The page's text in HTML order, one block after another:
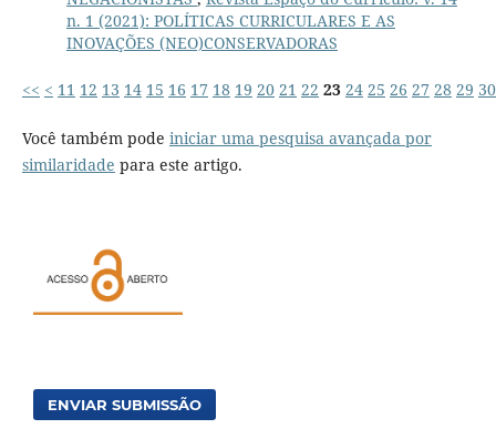
n. 1 (2021): POLÍTICAS CURRICULARES E AS
INOVAÇÕES (NEO)CONSERVADORAS
<< < 11 12 13 14 15 16 17 18 19 20 21 22 23 24 25 26 27 28 29 30
Você também pode iniciar uma pesquisa avançada por
similaridade para este artigo.
ENVIAR SUBMISSÃO